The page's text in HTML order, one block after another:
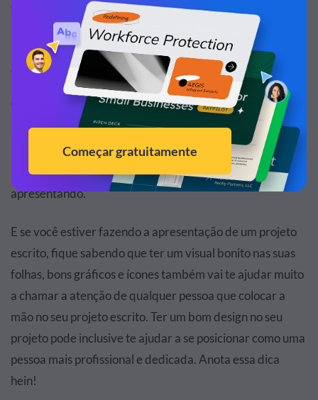
online de alto padrão e deixar seus espectadores de boca
aberta! E essa também é uma obrigação para qualquer
pessoa que precisa fazer a apresentação de um projeto
escrito.
Ter um conjunto de slides bem desenhados e super lindos,
não vai te ajudar apenas a deixar uma boa primeira
impressão juntos aos seus espectadores, mas também te
ajudar a se sentir mais confiante enquanto você estiver se
apresentando.
E se você estiver fazendo a apresentação de um projeto
escrito, fique sabendo que ter um visual bonito nas suas
folhas, bons gráficos e ícones também vai te ajudar muito
a chamar a atenção de qualquer pessoa que colocar a
mão no seu projeto escrito. Ter um bom design no seu
projeto pode inclusive te ajudar a se posicionar como uma
pessoa mais profissional e dedicada. Anota essa dica
hein!